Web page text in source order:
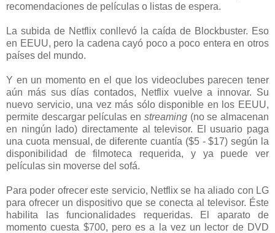
recomendaciones de películas o listas de espera.
La subida de Netflix conllevó la caída de Blockbuster. Eso
en EEUU, pero la cadena cayó poco a poco entera en otros
países del mundo.
Y en un momento en el que los videoclubes parecen tener
aún más sus días contados, Netflix vuelve a innovar. Su
nuevo servicio, una vez más sólo disponible en los EEUU,
permite descargar películas en streaming(no se almacenan
en ningún lado) directamente al televisor. El usuario paga
una cuota mensual, de diferente cuantía ($5 - $17) según la
disponibilidad de filmoteca requerida, y ya puede ver
películas sin moverse del sofá.
Para poder ofrecer este servicio, Netflix se ha aliado con LG
para ofrecer un dispositivo que se conecta al televisor. Éste
habilita las funcionalidades requeridas. El aparato de
momento cuesta $700, pero es a la vez un lector de DVD